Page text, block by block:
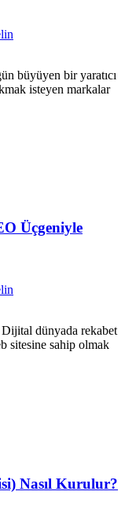
büyüyen bir yaratıcı
isteyen markalar
Üçgeniyle
dünyada rekabet
sitesine sahip olmak
Nasıl Kurulur?